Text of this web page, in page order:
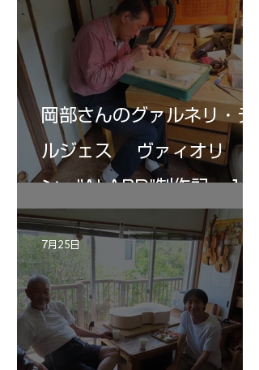
岡部さんのグァルネリ・デ
ルジェス ヴァィオリ
ン ”ALARD"制作記 １2
7月25日